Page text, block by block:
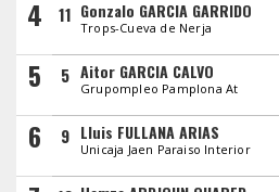
4 11 Gonzalo GARCIA GARRIDO
Trops-Cueva de Nerja
5 5 Aitor GARCIA CALVO
Grupompleo Pamplona At
6 9 Lluis FULLANA ARIAS
Unicaja Jaen Paraiso Interior